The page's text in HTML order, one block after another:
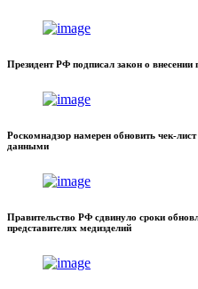
Президент РФ подписал закон о
Роскомнадзор намерен обновить чек-
данными
Правительство РФ сдвинуло сроки
представителях медизделий